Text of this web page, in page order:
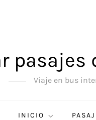
pasajes
Viaje en bus
INICIO